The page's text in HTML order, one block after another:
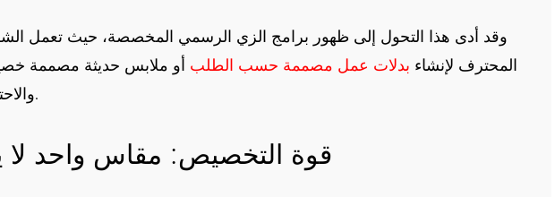
وقد أدى هذا التحول إلى ظهور برامج الزي الرسمي المخصصة، حيث تعمل
المحترف لإنشاء بدلات عمل مصممة حسب الطلب أو ملابس حديثة مصممة
والاحتياجات الدقيقة لفريقهم.
قوة التخصيص: مقاس واحد لا